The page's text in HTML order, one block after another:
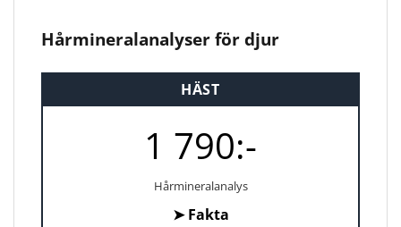
Hårmineralanalyser för djur
HÄST
1 790:-
Hårmineralanalys
➤Fakta